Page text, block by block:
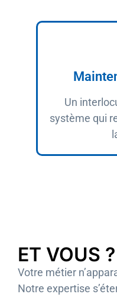
Un
système qui
ET VOUS ?
Votre métier
Notre expertise